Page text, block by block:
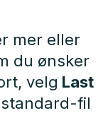
mer eller
du ønsker
velg Last
fil